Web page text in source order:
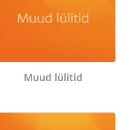
Muud lülitid